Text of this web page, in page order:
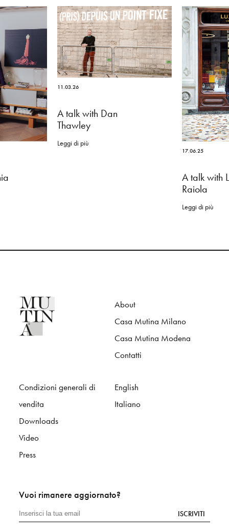
11.03.26
A talk with Dan
Thawley
Leggi di più
17.06.25
A talk with
Raiola
Leggi di più
About
Casa Mutina Milano
Casa Mutina Modena
Contatti
Condizioni generali di
vendita
Downloads
Video
Press
English
Italiano
Vuoi rimanere aggiornato?
ISCRIVITI